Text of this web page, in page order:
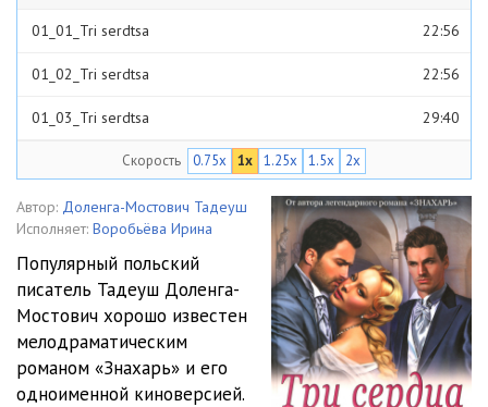
01_01_Tri serdtsa 22:56
01_02_Tri serdtsa 22:56
01_03_Tri serdtsa 29:40
01_04_Tri serdtsa
01_05_Tri serdtsa 26:52
23:14
02_01_Tri serdtsa 25:59
02_02_Tri serdtsa 22:45
02_03_Tri serdtsa 17:50
Скорость 0.75x 1x 1.25x 1.5x 2x
Автор: Доленга-Мостович Тадеуш
Исполняет: Воробьёва Ирина
Популярный польский
писатель Тадеуш Доленга-
Мостович хорошо известен
мелодраматическим
романом «Знахарь» и его
одноименной киноверсией.